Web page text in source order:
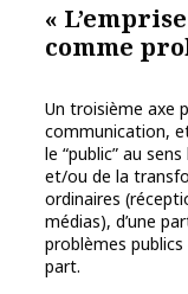
«
comme
Un troisième axe
communication,
le “public” au
et/ou de la
ordinaires
médias), d’une
problèmes
part.